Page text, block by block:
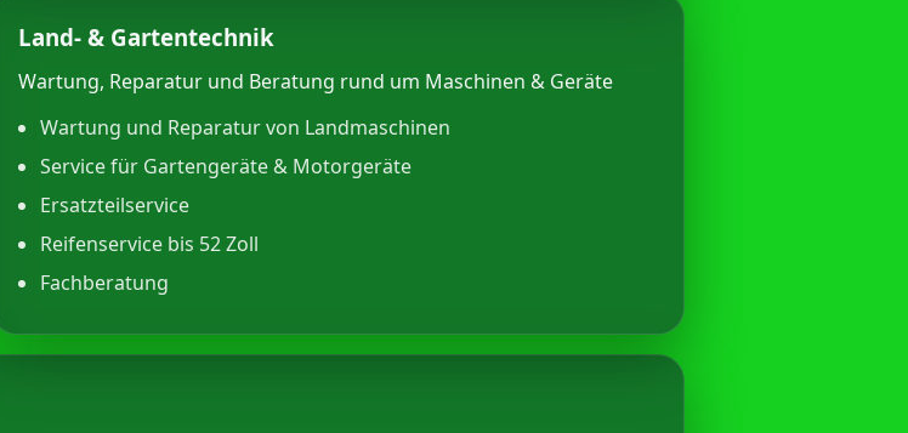
Land- & Gartentechnik
Wartung, Reparatur und Beratung rund um Maschinen & Geräte
Wartung und Reparatur von Landmaschinen
Service für Gartengeräte & Motorgeräte
Ersatzteilservice
Reifenservice bis 52 Zoll
Fachberatung